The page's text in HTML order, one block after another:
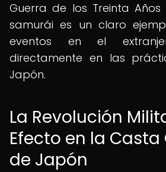
Guerra de los Treinta
samurái es un claro
eventos en el
directamente en las
Japón.
La Revolución
Efecto en la Casta
de Japón